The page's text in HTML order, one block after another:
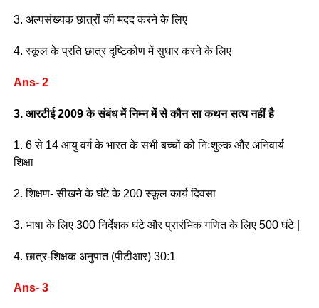
3. अल्पसंख्यक छात्रों की मदद करने के लिए
4. स्कूल के प्रति छात्र दृष्टिकोण में सुधार करने के लिए
Ans- 2
3. आरटीई 2009 के संबंध में निम्न में से कौन सा कथन सत्य नहीं है
1. 6 से 14 आयु वर्ग के भारत के सभी बच्चों को निःशुल्क और अनिवार्य
शिक्षा
2. शिक्षण- सीखने के घंटे के 200 स्कूल कार्य दिवसा
3. भाषा के लिए 300 निर्देशक घंटे और प्रारंभिक गणित के लिए 500 घंटे |
4. छात्र-शिक्षक अनुपात (पीटीआर) 30:1
Ans- 3